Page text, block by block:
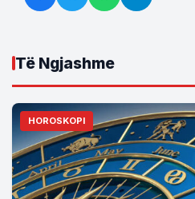
Të Ngjashme
HOROSKOPI